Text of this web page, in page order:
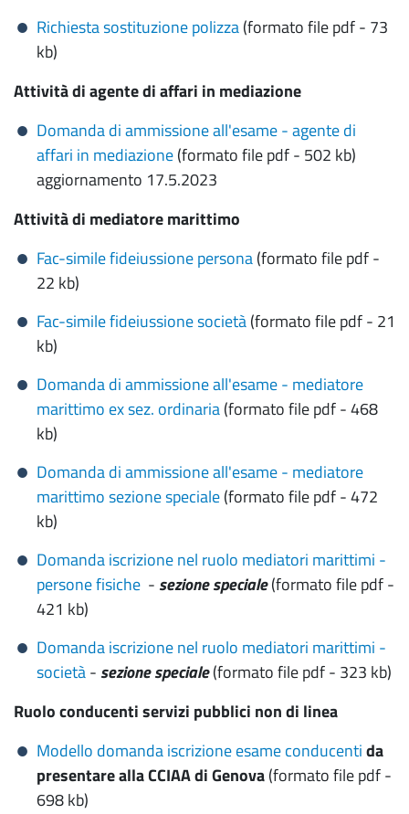
Richiestasostituzione polizza(formato file pdf - 73
kb)
Attività di agente di affari in mediazione
Domanda di ammissione all'esame - agente di
affari in mediazione(formato file pdf - 502 kb)
aggiornamento 17.5.2023
Attività di mediatore marittimo
Fac-simile fideiussione persona(formato file pdf -
22 kb)
Fac-simile fideiussione società(formato file pdf - 21
kb)
Domanda di ammissione all'esame - mediatore
marittimo ex sez. ordinaria(formato file pdf - 468
kb)
Domanda di ammissione all'esame - mediatore
marittimo sezione speciale(formato file pdf - 472
kb)
Domanda iscrizione nel ruolo mediatori marittimi -
persone fisiche - sezione speciale(formato file pdf -
421 kb)
Domanda iscrizione nel ruolo mediatori marittimi -
società- sezione speciale(formato file pdf - 323 kb)
Ruolo conducenti servizi pubblici non di linea
Modello domanda iscrizione esame conducentida
presentare alla CCIAA di Genova(formato file pdf -
698 kb)